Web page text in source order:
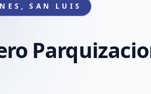
SAN LUIS